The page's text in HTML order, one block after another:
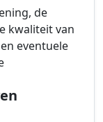
de
kwaliteit van
eventuele